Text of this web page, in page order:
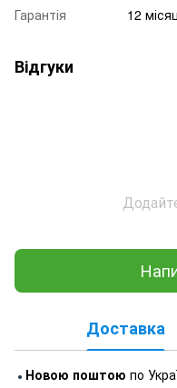
Гарантія
12
Відгуки
Доставка
● Новою поштою по